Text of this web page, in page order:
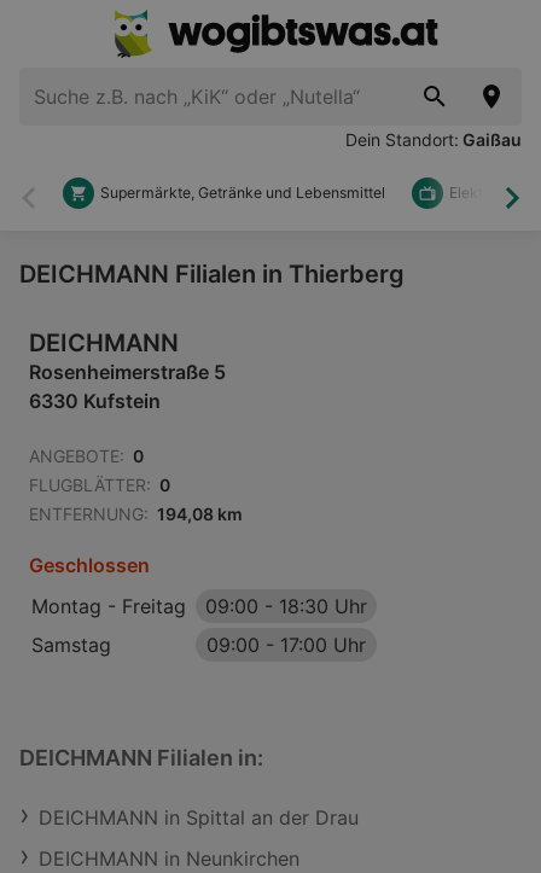
Dein Standort: Gaißau
Zurück
Supermärkte, Getränke und Lebensmittel Elektronik
DEICHMANN Filialen in Thierberg
DEICHMANN
Rosenheimerstraße 5
6330 Kufstein
ANGEBOTE: 0
FLUGBLÄTTER: 0
ENTFERNUNG: 194,08 km
Geschlossen
Montag - Freitag
09:00 - 18:30 Uhr
Samstag
09:00 - 17:00 Uhr
DEICHMANN Filialen in:
DEICHMANN in Spittal an der Drau
DEICHMANN in Neunkirchen